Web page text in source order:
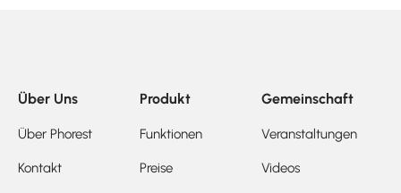
Über Uns
Über Phorest
Kontakt
Produkt
Funktionen
Preise
Gemeinschaft
Veranstaltungen
Videos